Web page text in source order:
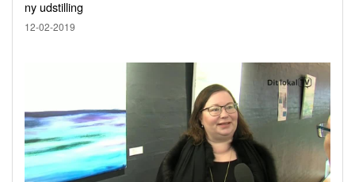
ny udstilling
12-02-2019